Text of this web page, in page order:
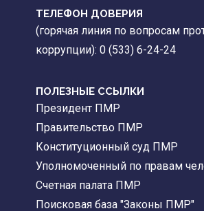
ТЕЛЕФОН ДОВЕРИЯ
(горячая линия по вопросам
коррупции): 0 (533) 6-24-24
ПОЛЕЗНЫЕ ССЫЛКИ
Президент ПМР
Правительство ПМР
Конституционный суд ПМР
Уполномоченный по правам
Счетная палата ПМР
Поисковая база "Законы ПМР"